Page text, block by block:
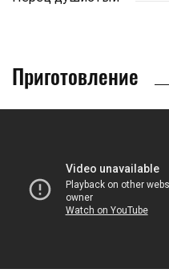
Приготовление